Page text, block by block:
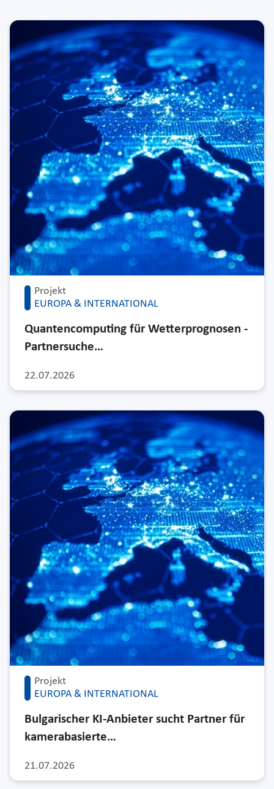
Projekt
EUROPA & INTERNATIONAL
22.07.2026
Quantencomputing für Wetterprognosen -
Partnersuche…
Projekt
EUROPA & INTERNATIONAL
21.07.2026
Bulgarischer KI-Anbieter sucht Partner für
kamerabasierte…